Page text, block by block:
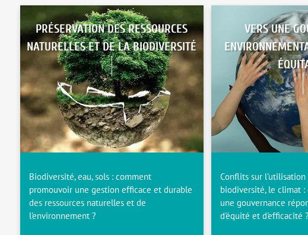
PRÉSERVATION DES RESSOURCES
NATURELLES ET DE LA BIODIVERSITÉ
Biodiversité, eau, sols : comment
promouvoir une gestion efficace et durable
des ressources naturelles et de
l'environnement ?
VERS UNE
Conflits sur l'utilisation
biodiversité, le climat
une gouvernance
d'équité et d'efficacité ?